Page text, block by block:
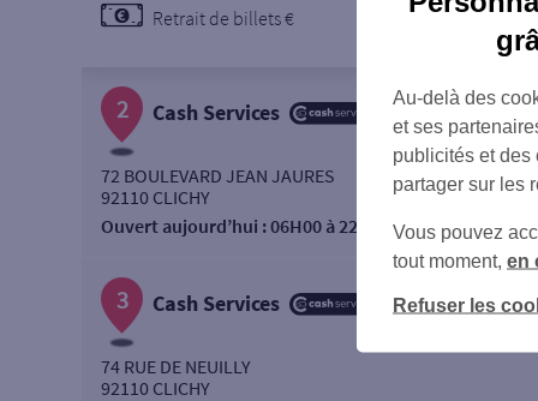
Retrait de billets €
2 Cash Services
72 BOULEVARD JEAN JAURES
92110 CLICHY
Ouvert aujourd’hui :06H00 à 22H00
3 Cash Services
74 RUE DE NEUILLY
92110 CLICHY
Au-delà des
et ses
publicités et des
partager sur les
Vous pouvez
tout moment, en
Refuser les